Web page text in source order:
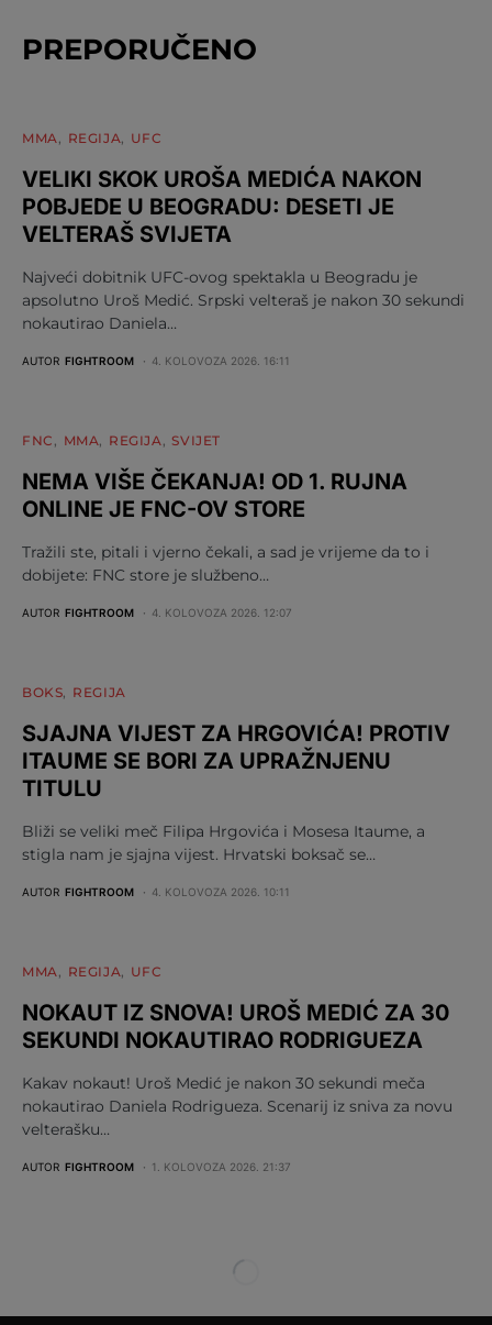
PREPORUČENO
MMA REGIJA UFC
VELIKI SKOK UROŠA MEDIĆA NAKON
POBJEDE U BEOGRADU: DESETI JE
VELTERAŠ SVIJETA
Najveći dobitnik UFC-ovog spektakla u Beogradu je
apsolutno Uroš Medić. Srpski velteraš je nakon 30 sekundi
nokautirao Daniela…
AUTOR FIGHTROOM 4. KOLOVOZA 2026. 16:11
FNC MMA REGIJA SVIJET
NEMA VIŠE ČEKANJA! OD 1. RUJNA
ONLINE JE FNC-OV STORE
Tražili ste, pitali i vjerno čekali, a sad je vrijeme da to i
dobijete: FNC store je službeno…
AUTOR FIGHTROOM 4. KOLOVOZA 2026. 12:07
BOKS REGIJA
SJAJNA VIJEST ZA HRGOVIĆA! PROTIV
ITAUME SE BORI ZA UPRAŽNJENU
TITULU
Bliži se veliki meč Filipa Hrgovića i Mosesa Itaume, a
stigla nam je sjajna vijest. Hrvatski boksač se…
AUTOR FIGHTROOM 4. KOLOVOZA 2026. 10:11
MMA REGIJA UFC
NOKAUT IZ SNOVA! UROŠ MEDIĆ ZA 30
SEKUNDI NOKAUTIRAO RODRIGUEZA
Kakav nokaut! Uroš Medić je nakon 30 sekundi meča
nokautirao Daniela Rodrigueza. Scenarij iz sniva za novu
velterašku…
AUTOR FIGHTROOM 1. KOLOVOZA 2026. 21:37